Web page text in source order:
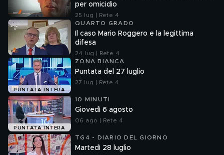
per omicidio
25 lug | Rete 4
QUARTO GRADO
Il caso Mario Roggero e la legittima
difesa
24 lug | Rete 4
PUNTATA INTERA
ZONA BIANCA
Puntata del 27 luglio
27 lug | Rete 4
PUNTATA INTERA
10 MINUTI
Giovedì 6 agosto
06 ago | Rete 4
TG4 - DIARIO DEL GIORNO
Martedì 28 luglio